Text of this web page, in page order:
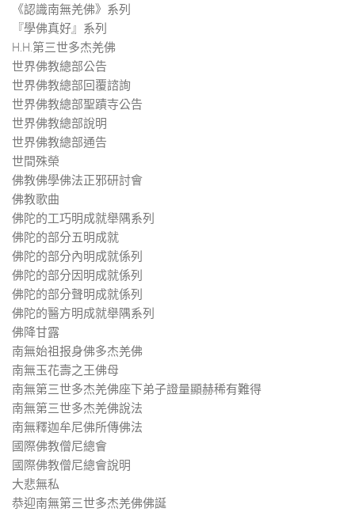
《認識南無羌佛》系列
『學佛真好』系列
H.H.第三世多杰羌佛
世界佛教總部公告
世界佛教總部回覆諮詢
世界佛教總部聖蹟寺公告
世界佛教總部說明
世界佛教總部通告
世間殊榮
佛教佛學佛法正邪研討會
佛教歌曲
佛陀的工巧明成就舉隅系列
佛陀的部分五明成就
佛陀的部分內明成就係列
佛陀的部分因明成就係列
佛陀的部分聲明成就係列
佛陀的醫方明成就舉隅系列
佛降甘露
南無始祖报身佛多杰羌佛
南無玉花壽之王佛母
南無第三世多杰羌佛座下弟子證量顯赫稀有難得
南無第三世多杰羌佛說法
南無釋迦牟尼佛所傳佛法
國際佛教僧尼總會
國際佛教僧尼總會說明
大悲無私
恭迎南無第三世多杰羌佛佛誕